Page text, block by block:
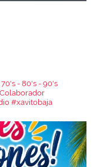
- 80's - 90's
Colaborador
#xavitobaja